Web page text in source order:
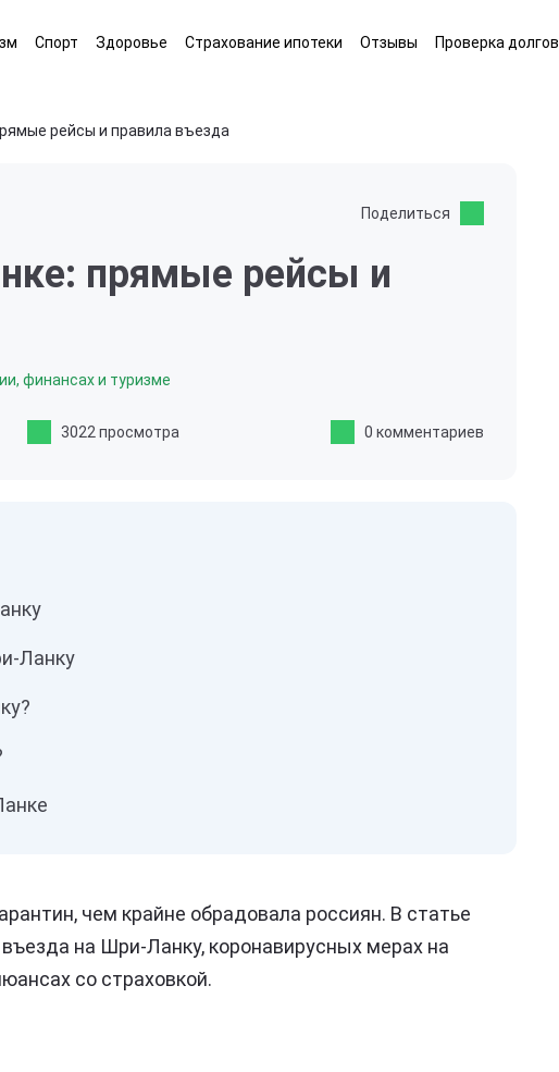
Спорт Здоровье Страхование ипотеки Отзывы Проверка долгов
рейсы и правила въезда
Поделиться
прямые рейсы и
финансах и туризме
3022 просмотра 0 комментариев
Ланку
чем крайне обрадовала россиян. В статье
на Шри-Ланку, коронавирусных мерах на
со страховкой.